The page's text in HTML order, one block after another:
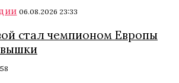
06.08.2026 23:33
стал чемпионом Европы